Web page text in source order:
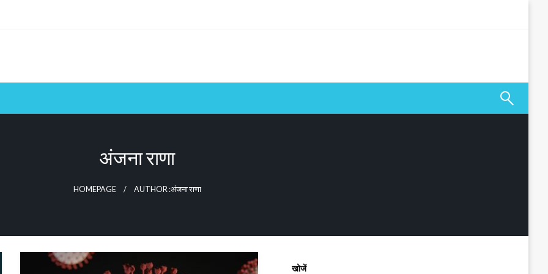
अंजना राणा
HOMEPAGE AUTHOR :अंजना राणा
खोजें